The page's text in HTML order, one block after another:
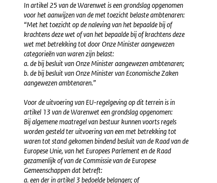
In artikel 25 van de Warenwet is een grondslag opgenomen
voor het aanwijzen van de met toezicht belaste ambtenaren:
“Met het toezicht op de naleving van het bepaalde bij of
krachtens deze wet of van het bepaalde bij of krachtens deze
wet met betrekking tot door Onze Minister aangewezen
categorieën van waren zijn belast:
a. de bij besluit van Onze Minister aangewezen ambtenaren;
b. de bij besluit van Onze Minister van Economische Zaken
aangewezen ambtenaren.”
Voor de uitvoering van EU-regelgeving op dit terrein is in
artikel 13 van de Warenwet een grondslag opgenomen:
Bij algemene maatregel van bestuur kunnen voorts regels
worden gesteld ter uitvoering van een met betrekking tot
waren tot stand gekomen bindend besluit van de Raad van de
Europese Unie, van het Europees Parlement en de Raad
gezamenlijk of van de Commissie van de Europese
Gemeenschappen dat betreft:
a. een der in artikel 3 bedoelde belangen; of